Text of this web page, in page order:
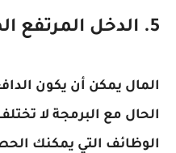
5. الدخل المرتفع المحتمل
المال يمكن أن يكون
الحال مع البرمجة لا
الوظائف التي يمكنك